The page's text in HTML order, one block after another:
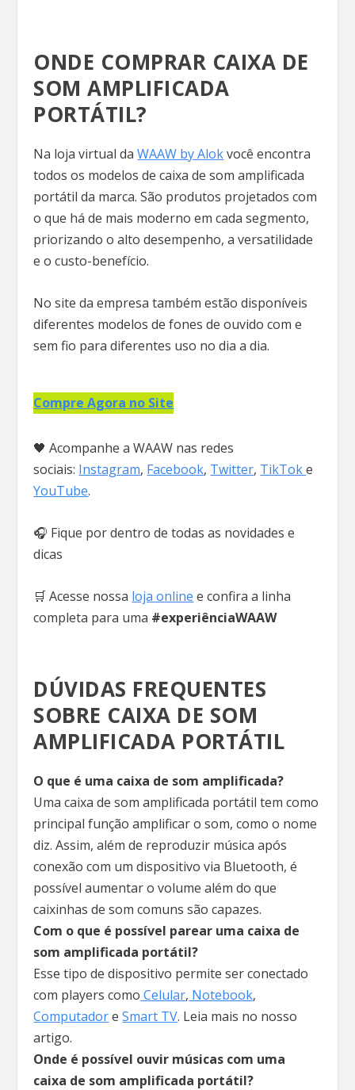
ONDE COMPRAR CAIXA DE
SOM AMPLIFICADA
PORTÁTIL?
Na loja virtual daWAAW by Alokvocê encontra
todos os modelos de caixa de som amplificada
portátil da marca. São produtos projetados com
o que há de mais moderno em cada segmento,
priorizando o alto desempenho, a versatilidade
e o custo-benefício.
No site da empresa também estão disponíveis
diferentes modelos de fones de ouvido com e
sem fio para diferentes uso no dia a dia.
Compre Agora no Site
🖤 Acompanhe a WAAW nas redes
sociais: Instagram, Facebook, Twitter, TikToke
YouTube.
🎧 Fique por dentro de todas as novidades e
dicas
🛒 Acesse nossa loja online e confira a linha
completa para uma #experiênciaWAAW
DÚVIDAS FREQUENTES
SOBRE CAIXA DE SOM
AMPLIFICADA PORTÁTIL
O que é uma caixa de som amplificada?
Uma caixa de som amplificada portátil tem como
principal função amplificar o som, como o nome
diz. Assim, além de reproduzir música após
conexão com um dispositivo via Bluetooth, é
possível aumentar o volume além do que
caixinhas de som comuns são capazes.
Com o que é possível parear uma caixa de
som amplificada portátil?
Esse tipo de dispositivo permite ser conectado
com players como Celular, Notebook,
ComputadoreSmart TV. Leia mais no nosso
artigo.
Onde é possível ouvir músicas com uma
caixa de som amplificada portátil?